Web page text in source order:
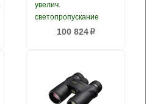
увелич.
светопропускание
100 824p